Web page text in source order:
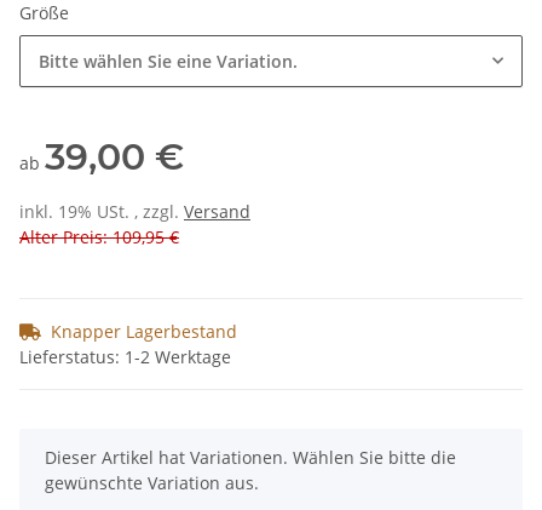
Größe
Bitte wählen Sie eine Variation.
ab 39,00 €
inkl. 19% USt. , zzgl. Versand
Alter Preis: 109,95 €
Knapper Lagerbestand
Lieferstatus: 1-2 Werktage
x
Dieser Artikel hat Variationen. Wählen Sie bitte die
gewünschte Variation aus.